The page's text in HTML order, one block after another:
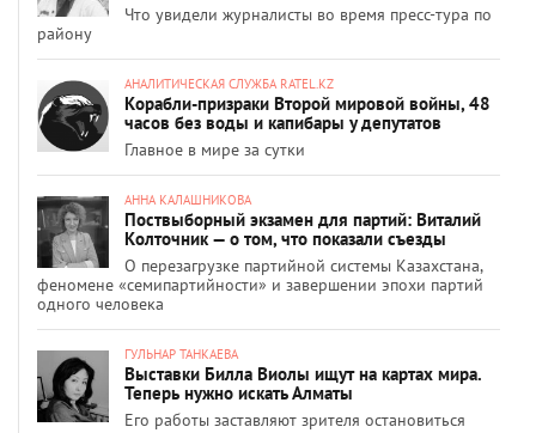
Что увидели журналисты во время пресс-тура по
району
АНАЛИТИЧЕСКАЯ СЛУЖБА RATEL.KZ
Корабли-призраки Второй мировой войны, 48
часов без воды и капибары у депутатов
Главное в мире за сутки
АННА КАЛАШНИКОВА
Поствыборный экзамен для партий: Виталий
Колточник — о том, что показали съезды
О перезагрузке партийной системы Казахстана,
феномене «семипартийности» и завершении эпохи партий
одного человека
ГУЛЬНАР ТАНКАЕВА
Выставки Билла Виолы ищут на картах мира.
Теперь нужно искать Алматы
Его работы заставляют зрителя остановиться